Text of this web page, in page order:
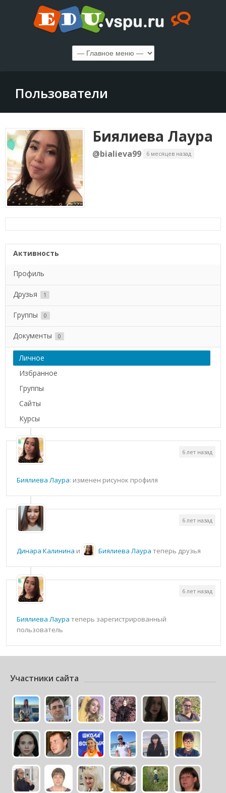
Пользователи
Биялиева Лаура
@bialieva99 6 месяцев назад
Активность
Профиль
Друзья 1
Группы 0
Документы 0
Личное
Избранное
Группы
Сайты
Курсы
Биялиева Лаура: изменен рисунок профиля
6 лет назад
Динара Калинина и Биялиева Лаура теперь друзья
6 лет назад
Биялиева Лаура теперь зарегистрированный
пользователь
6 лет назад
Участники сайта